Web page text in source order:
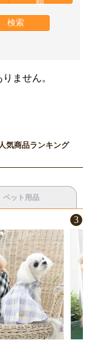
ートへ進む
検索
ません。
気商品ランキング
ペット用品
3